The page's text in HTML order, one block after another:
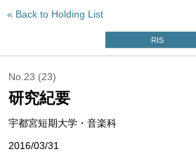
Back to Holding List
RIS
No.23 (23)
研究紀要
宇都宮短期大学・音楽科
2016/03/31